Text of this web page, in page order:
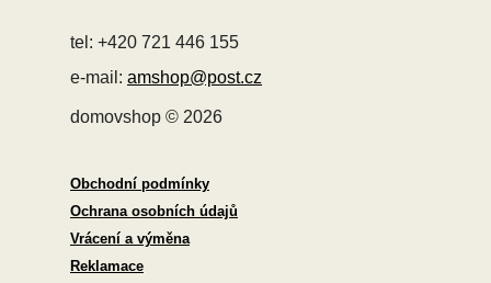
tel: +420 721 446 155
e-mail: amshop@post.cz
domovshop © 2026
Obchodní podmínky
Ochrana osobních údajů
Vrácení a výměna
Reklamace